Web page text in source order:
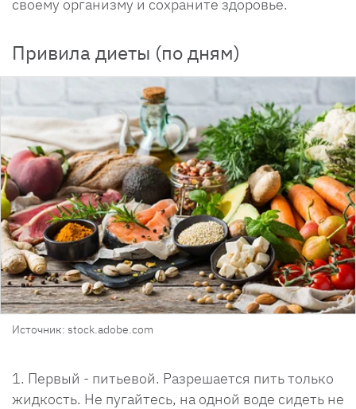
своему организму и сохраните здоровье.
Привила диеты (по дням)
Источник: stock.adobe.com
Первый - питьевой. Разрешается пить только
жидкость. Не пугайтесь, на одной воде сидеть не